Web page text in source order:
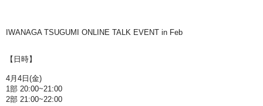
IWANAGA TSUGUMI ONLINE TALK EVENT in Feb
【日時】
4月4日(金)
1部 20:00~21:00
2部 21:00~22:00